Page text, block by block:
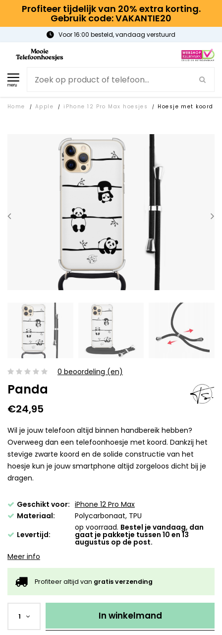
Profiteer tijdelijk van 20% extra korting.
Gebruik code: VAKANTIE20
Voor 16:00 besteld, vandaag verstuurd
menu
Home / Apple / iPhone 12 Pro Max hoesjes / Hoesje met koord
0 beoordeling (en)
Panda
€24,95
Wil je jouw telefoon altijd binnen handbereik hebben?
Overweeg dan een telefoonhoesje met koord. Dankzij het
stevige zwarte koord en de solide constructie van het
hoesje kun je jouw smartphone altijd zorgeloos dicht bij je
dragen.
Geschikt voor: iPhone 12 Pro Max
Materiaal:
Polycarbonaat, TPU
Levertijd:
op voorraad. Bestel je vandaag, dan
gaat je pakketje tussen 10 en 13
augustus op de post.
Meer info
Profiteer altijd van gratis verzending
1 In winkelmand